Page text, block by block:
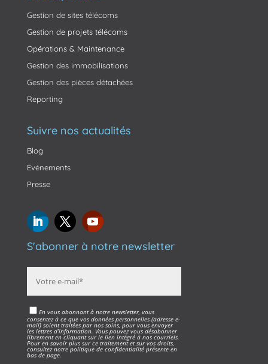
Gestion de sites télécoms
Gestion de projets télécoms
Opérations & Maintenance
Gestion des immobilisations
Gestion des pièces détachées
Reporting
Suivre nos actualités
Blog
Evénements
Presse
S'abonner à notre newsletter
En vous abonnant à notre newsletter, vous
consentez à ce que vos données personnelles (adresse e-
mail) soient traitées par nos soins, pour vous envoyer
les lettres d’information. Vous pouvez vous désabonner
librement en cliquant sur le lien intégré à nos courriels.
Pour en savoir plus sur ce traitement et sur vos droits,
consultez notre politique de confidentialité présente en
bas de page.